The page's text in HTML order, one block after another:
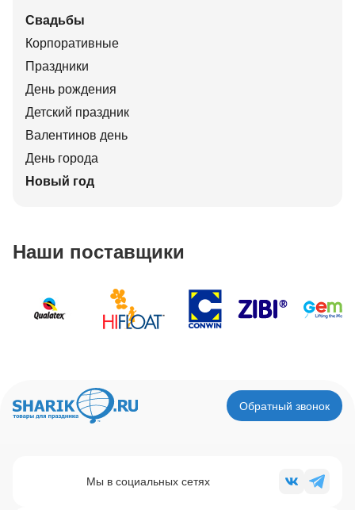
Свадьбы
Корпоративные
Праздники
День рождения
Детский праздник
Валентинов день
День города
Новый год
Наши поставщики
Обратный звонок
Мы в социальных сетях